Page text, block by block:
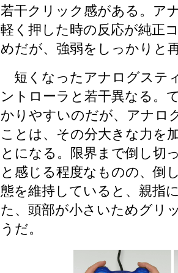
若干クリック感がある。ア
軽く押した時の反応が純正
めだが、強弱をしっかりと
短くなったアナログステ
ントローラと若干異なる。
かりやすいのだが、アナロ
ことは、その分大きな力を
とになる。限界まで倒し切
と感じる程度なものの、倒
態を維持していると、親指
た、頭部が小さいためグリ
うだ。